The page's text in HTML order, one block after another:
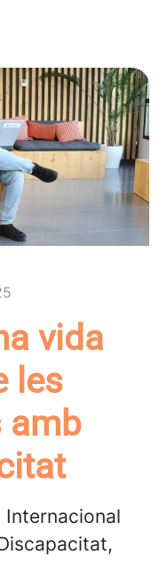
vida
les
amb
Internacional